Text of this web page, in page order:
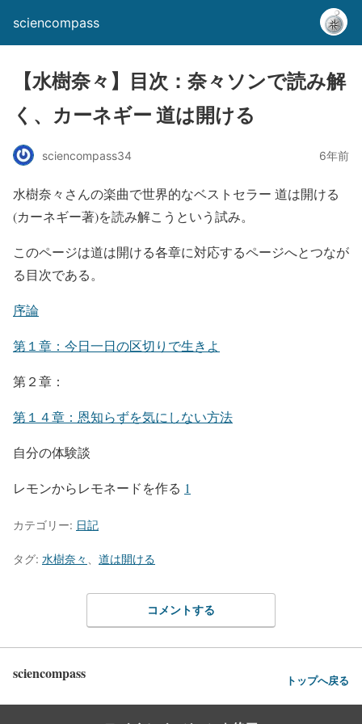
sciencompass
【水樹奈々】目次：奈々ソンで読み解
く、カーネギー 道は開ける
sciencompass34 6年前
水樹奈々さんの楽曲で世界的なベストセラー 道は開ける
(カーネギー著)を読み解こうという試み。
このページは道は開ける各章に対応するページへとつなが
る目次である。
序論
第１章：今日一日の区切りで生きよ
第２章：
第１４章：恩知らずを気にしない方法
自分の体験談
レモンからレモネードを作る 1
カテゴリー: 日記
タグ: 水樹奈々 道は開ける
コメントする
sciencompass トップへ戻る